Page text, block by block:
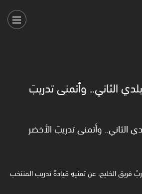
الثاني.. وأتمنى تدريبَ
الثاني.. وأتمنى تدريبَ الأخضر
الخليج، عن تمنيهِ قيادةَ تدريب المنتخب